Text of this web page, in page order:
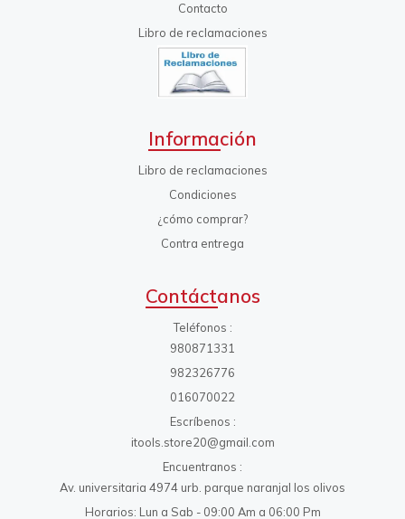
Contacto
Libro de reclamaciones
Información
Libro de reclamaciones
Condiciones
¿cómo comprar?
Contra entrega
Contáctanos
Teléfonos
980871331
982326776
016070022
Escríbenos
itools.store20@gmail.com
Encuentranos
Av. universitaria 4974 urb. parque naranjal los olivos
Horarios: Lun a Sab - 09:00 Am a 06:00 Pm